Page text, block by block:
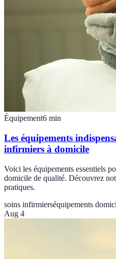
Équipement6 min
Les équipements
infirmiers à domicile
Voici les équipements essentiels
domicile de qualité. Découvrez
pratiques.
soins infirmierséquipements
Aug 4